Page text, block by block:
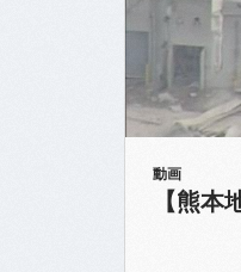
動画
【熊